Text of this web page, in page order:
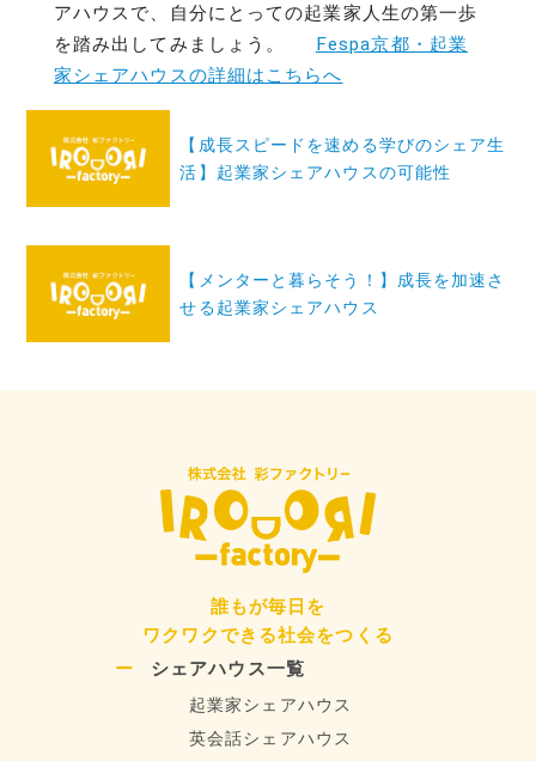
アハウスで、自分にとっての起業家人生の第一歩
を踏み出してみましょう。 Fespa京都・起業
家シェアハウスの詳細はこちらへ
投
シ
【成長スピードを速める学びのシェア生
活】起業家シェアハウスの可能性
【メンターと暮らそう！】成長を加速さ
せる起業家シェアハウス
誰もが毎日を
ワクワクできる社会をつくる
シェアハウス一覧
起業家シェアハウス
英会話シェアハウス